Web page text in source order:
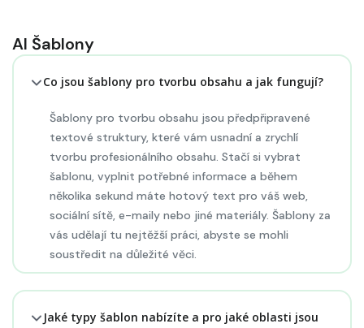
AI Šablony
Co jsou šablony pro tvorbu obsahu a jak fungují?
Šablony pro tvorbu obsahu jsou předpřipravené
textové struktury, které vám usnadní a zrychlí
tvorbu profesionálního obsahu. Stačí si vybrat
šablonu, vyplnit potřebné informace a během
několika sekund máte hotový text pro váš web,
sociální sítě, e-maily nebo jiné materiály. Šablony za
vás udělají tu nejtěžší práci, abyste se mohli
soustředit na důležité věci.
Jaké typy šablon nabízíte a pro jaké oblasti jsou